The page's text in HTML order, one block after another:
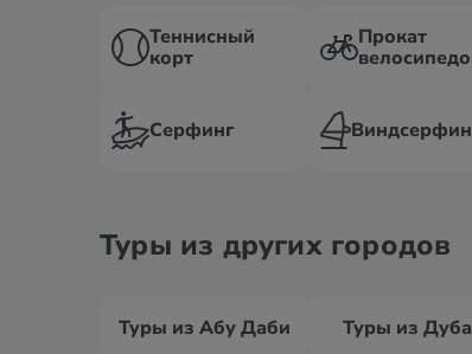
Теннисный
корт
Прокат
Серфинг
Туры из других городов
Туры из Абу Даби Туры из